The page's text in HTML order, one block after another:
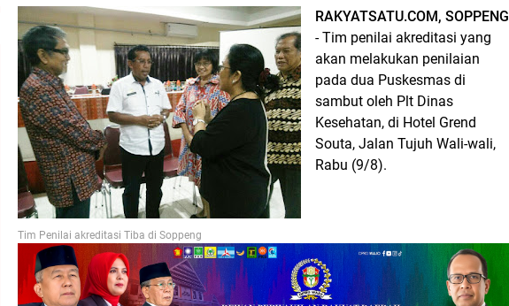
Tim Penilai akreditasi Tiba di Soppeng
RAKYATSATU.COM, SOPPENG
- Tim penilai akreditasi yang
akan melakukan penilaian
pada dua Puskesmas di
sambut oleh Plt Dinas
Kesehatan, di Hotel Grend
Souta, Jalan Tujuh Wali-wali,
Rabu (9/8).